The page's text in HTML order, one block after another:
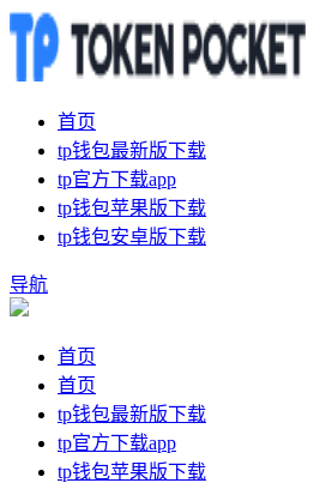
首页
tp钱包最新版下载
tp官方下载app
tp钱包苹果版下载
tp钱包安卓版下载
导航
首页
首页
tp钱包最新版下载
tp官方下载app
tp钱包苹果版下载